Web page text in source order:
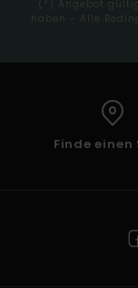
(*) Angebot
haben - Alle
Finde einen